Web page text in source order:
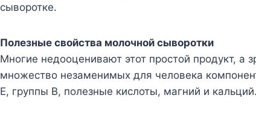
сыворотке.
Полезные свойства молочной сыворотки
Многие недооценивают этот простой продукт, а
множество незаменимых для человека
Е, группы В, полезные кислоты, магний и кальций.